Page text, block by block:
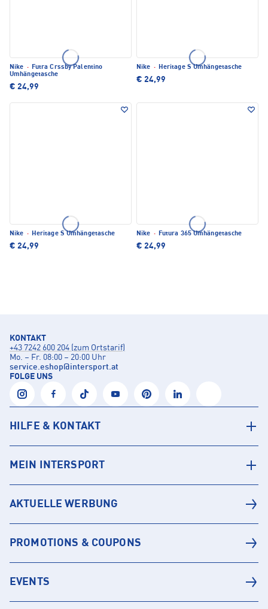
Nike · Futra Crssby Palentino
Umhängetasche
€ 24,99
Nike · Heritage S Umhängetasche
€ 24,99
Nike · Heritage S Umhängetasche
€ 24,99
Nike · Futura 365 Umhängetasche
€ 24,99
KONTAKT
+43 7242 600 204 (zum Ortstarif)
Mo. – Fr. 08:00 – 20:00 Uhr
service.eshop@intersport.at
FOLGE UNS
HILFE & KONTAKT
MEIN INTERSPORT
AKTUELLE WERBUNG
PROMOTIONS & COUPONS
EVENTS